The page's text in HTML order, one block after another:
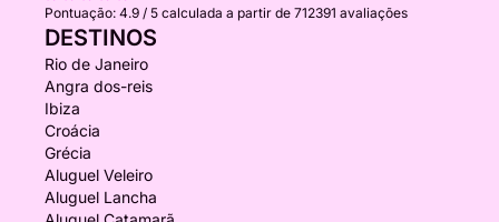
Pontuação: 4.9 / 5 calculada a partir de 712391 avaliações
DESTINOS
Rio de Janeiro
Angra dos-reis
Ibiza
Croácia
Grécia
Aluguel Veleiro
Aluguel Lancha